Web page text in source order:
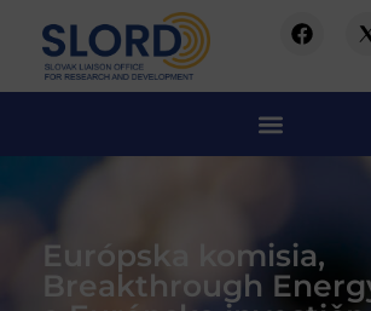
Európska komisia,
Breakthrough